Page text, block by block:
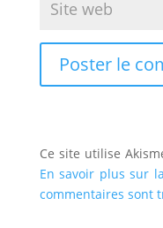
Ce site utilise
En savoir plus sur
commentaires sont